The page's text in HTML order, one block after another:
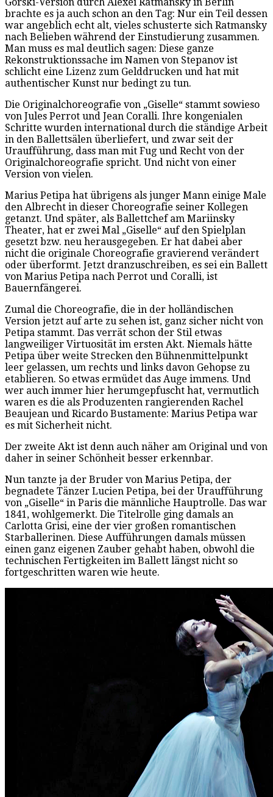
brachte es ja auch schon an den Tag: Nur ein Teil dessen
war angeblich echt alt, vieles schusterte sich Ratmansky
nach Belieben während der Einstudierung zusammen.
Man muss es mal deutlich sagen: Diese ganze
Rekonstruktionssache im Namen von Stepanov ist
schlicht eine Lizenz zum Gelddrucken und hat mit
authentischer Kunst nur bedingt zu tun.
Die Originalchoreografie von „Giselle“ stammt sowieso
von Jules Perrot und Jean Coralli. Ihre kongenialen
Schritte wurden international durch die ständige Arbeit
in den Ballettsälen überliefert, und zwar seit der
Uraufführung, dass man mit Fug und Recht von der
Originalchoreografie spricht. Und nicht von einer
Version von vielen.
Marius Petipa hat übrigens als junger Mann einige Male
den Albrecht in dieser Choreografie seiner Kollegen
getanzt. Und später, als Ballettchef am Mariinsky
Theater, hat er zwei Mal „Giselle“ auf den Spielplan
gesetzt bzw. neu herausgegeben. Er hat dabei aber
nicht die originale Choreografie gravierend verändert
oder überformt. Jetzt dranzuschreiben, es sei ein Ballett
von Marius Petipa nach Perrot und Coralli, ist
Bauernfängerei.
Zumal die Choreografie, die in der holländischen
Version jetzt auf arte zu sehen ist, ganz sicher nicht von
Petipa stammt. Das verrät schon der Stil etwas
langweiliger Virtuosität im ersten Akt. Niemals hätte
Petipa über weite Strecken den Bühnenmittelpunkt
leer gelassen, um rechts und links davon Gehopse zu
etablieren. So etwas ermüdet das Auge immens. Und
wer auch immer hier herumgepfuscht hat, vermutlich
waren es die als Produzenten rangierenden Rachel
Beaujean und Ricardo Bustamente: Marius Petipa war
es mit Sicherheit nicht.
Der zweite Akt ist denn auch näher am Original und von
daher in seiner Schönheit besser erkennbar.
Nun tanzte ja der Bruder von Marius Petipa, der
begnadete Tänzer Lucien Petipa, bei der Uraufführung
von „Giselle“ in Paris die männliche Hauptrolle. Das war
1841, wohlgemerkt. Die Titelrolle ging damals an
Carlotta Grisi, eine der vier großen romantischen
Starballerinen. Diese Aufführungen damals müssen
einen ganz eigenen Zauber gehabt haben, obwohl die
technischen Fertigkeiten im Ballett längst nicht so
fortgeschritten waren wie heute.